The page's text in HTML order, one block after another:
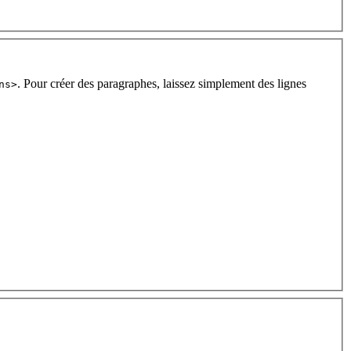
. Pour créer des paragraphes, laissez simplement des lignes